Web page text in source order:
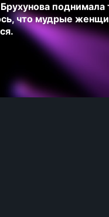
поднимала
что мудрые